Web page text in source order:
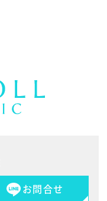
お問合せ